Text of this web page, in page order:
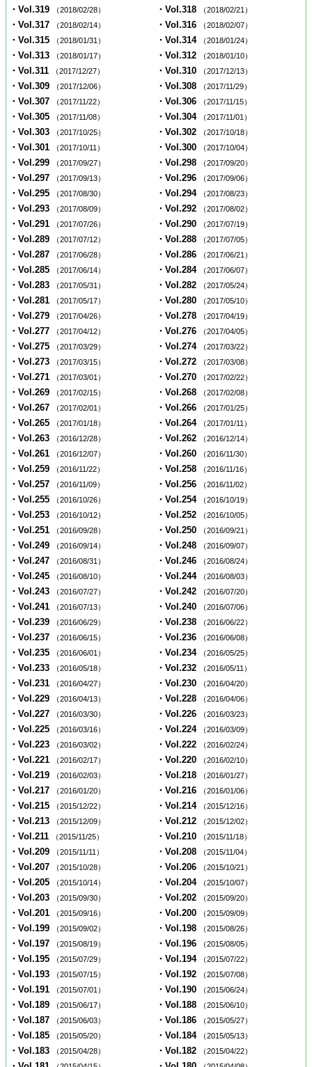
・Vol.319 （2018/02/28） ・Vol.318 （2018/02/21）
・Vol.317 （2018/02/14） ・Vol.316 （2018/02/07）
・Vol.315 （2018/01/31） ・Vol.314 （2018/01/24）
・Vol.313 （2018/01/17） ・Vol.312 （2018/01/10）
・Vol.311 （2017/12/27） ・Vol.310 （2017/12/13）
・Vol.309 （2017/12/06） ・Vol.308 （2017/11/29）
・Vol.307 （2017/11/22） ・Vol.306 （2017/11/15）
・Vol.305 （2017/11/08） ・Vol.304 （2017/11/01）
・Vol.303 （2017/10/25） ・Vol.302 （2017/10/18）
・Vol.301 （2017/10/11） ・Vol.300 （2017/10/04）
・Vol.299 （2017/09/27） ・Vol.298 （2017/09/20）
・Vol.297 （2017/09/13） ・Vol.296 （2017/09/06）
・Vol.295 （2017/08/30） ・Vol.294 （2017/08/23）
・Vol.293 （2017/08/09） ・Vol.292 （2017/08/02）
・Vol.291 （2017/07/26） ・Vol.290 （2017/07/19）
・Vol.289 （2017/07/12） ・Vol.288 （2017/07/05）
・Vol.287 （2017/06/28） ・Vol.286 （2017/06/21）
・Vol.285 （2017/06/14） ・Vol.284 （2017/06/07）
・Vol.283 （2017/05/31） ・Vol.282 （2017/05/24）
・Vol.281 （2017/05/17） ・Vol.280 （2017/05/10）
・Vol.279 （2017/04/26） ・Vol.278 （2017/04/19）
・Vol.277 （2017/04/12） ・Vol.276 （2017/04/05）
・Vol.275 （2017/03/29） ・Vol.274 （2017/03/22）
・Vol.273 （2017/03/15） ・Vol.272 （2017/03/08）
・Vol.271 （2017/03/01） ・Vol.270 （2017/02/22）
・Vol.269 （2017/02/15） ・Vol.268 （2017/02/08）
・Vol.267 （2017/02/01） ・Vol.266 （2017/01/25）
・Vol.265 （2017/01/18） ・Vol.264 （2017/01/11）
・Vol.263 （2016/12/28） ・Vol.262 （2016/12/14）
・Vol.261 （2016/12/07） ・Vol.260 （2016/11/30）
・Vol.259 （2016/11/22） ・Vol.258 （2016/11/16）
・Vol.257 （2016/11/09） ・Vol.256 （2016/11/02）
・Vol.255 （2016/10/26） ・Vol.254 （2016/10/19）
・Vol.253 （2016/10/12） ・Vol.252 （2016/10/05）
・Vol.251 （2016/09/28） ・Vol.250 （2016/09/21）
・Vol.249 （2016/09/14） ・Vol.248 （2016/09/07）
・Vol.247 （2016/08/31） ・Vol.246 （2016/08/24）
・Vol.245 （2016/08/10） ・Vol.244 （2016/08/03）
・Vol.243 （2016/07/27） ・Vol.242 （2016/07/20）
・Vol.241 （2016/07/13） ・Vol.240 （2016/07/06）
・Vol.239 （2016/06/29） ・Vol.238 （2016/06/22）
・Vol.237 （2016/06/15） ・Vol.236 （2016/06/08）
・Vol.235 （2016/06/01） ・Vol.234 （2016/05/25）
・Vol.233 （2016/05/18） ・Vol.232 （2016/05/11）
・Vol.231 （2016/04/27） ・Vol.230 （2016/04/20）
・Vol.229 （2016/04/13） ・Vol.228 （2016/04/06）
・Vol.227 （2016/03/30） ・Vol.226 （2016/03/23）
・Vol.225 （2016/03/16） ・Vol.224 （2016/03/09）
・Vol.223 （2016/03/02） ・Vol.222 （2016/02/24）
・Vol.221 （2016/02/17） ・Vol.220 （2016/02/10）
・Vol.219 （2016/02/03） ・Vol.218 （2016/01/27）
・Vol.217 （2016/01/20） ・Vol.216 （2016/01/06）
・Vol.215 （2015/12/22） ・Vol.214 （2015/12/16）
・Vol.213 （2015/12/09） ・Vol.212 （2015/12/02）
・Vol.211 （2015/11/25） ・Vol.210 （2015/11/18）
・Vol.209 （2015/11/11） ・Vol.208 （2015/11/04）
・Vol.207 （2015/10/28） ・Vol.206 （2015/10/21）
・Vol.205 （2015/10/14） ・Vol.204 （2015/10/07）
・Vol.203 （2015/09/30） ・Vol.202 （2015/09/20）
・Vol.201 （2015/09/16） ・Vol.200 （2015/09/09）
・Vol.199 （2015/09/02） ・Vol.198 （2015/08/26）
・Vol.197 （2015/08/19） ・Vol.196 （2015/08/05）
・Vol.195 （2015/07/29） ・Vol.194 （2015/07/22）
・Vol.193 （2015/07/15） ・Vol.192 （2015/07/08）
・Vol.191 （2015/07/01） ・Vol.190 （2015/06/24）
・Vol.189 （2015/06/17） ・Vol.188 （2015/06/10）
・Vol.187 （2015/06/03） ・Vol.186 （2015/05/27）
・Vol.185 （2015/05/20） ・Vol.184 （2015/05/13）
・Vol.183 （2015/04/28） ・Vol.182 （2015/04/22）